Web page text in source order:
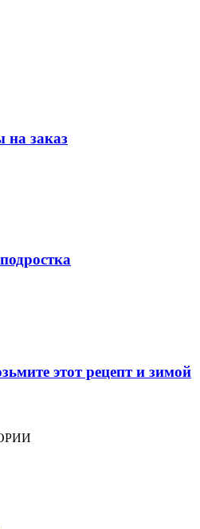
на заказ
этот рецепт и зимой